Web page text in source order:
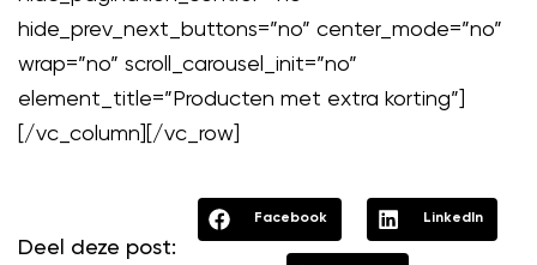
hide_prev_next_buttons=”no” center_mode=”no”
wrap=”no” scroll_carousel_init=”no”
element_title=”Producten met extra korting”]
[/vc_column][/vc_row]
Deel deze post:
Facebook LinkedIn